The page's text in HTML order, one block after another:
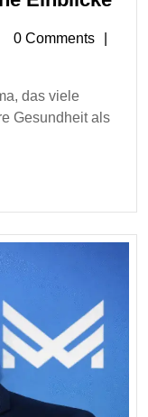
0 Comments
das viele
Gesundheit als